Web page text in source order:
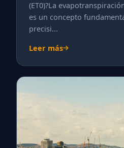
(ET0)?La
es un concepto
precisi...
Leer más